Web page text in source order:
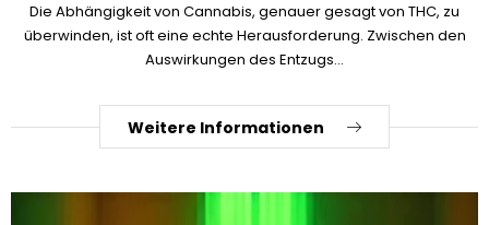
Die Abhängigkeit von Cannabis, genauer gesagt von THC, zu
überwinden, ist oft eine echte Herausforderung. Zwischen den
Auswirkungen des Entzugs...
Weitere Informationen